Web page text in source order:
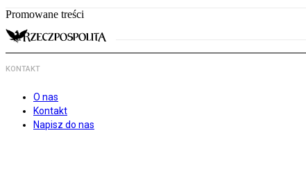
Promowane treści
KONTAKT
O nas
Kontakt
Napisz do nas